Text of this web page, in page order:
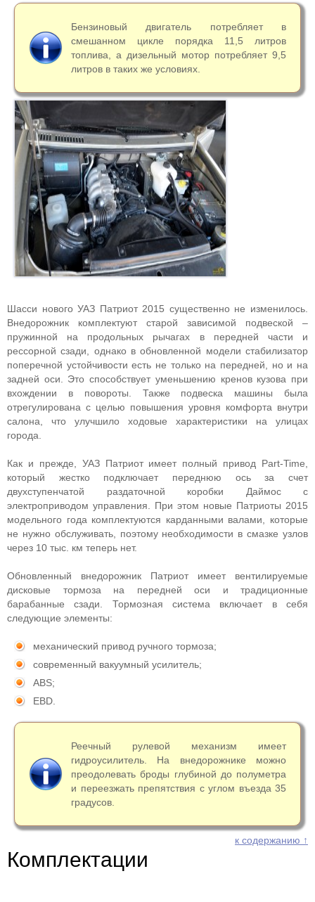
Бензиновый двигатель потребляет в
смешанном цикле порядка 11,5 литров
топлива, а дизельный мотор потребляет 9,5
литров в таких же условиях.
Шасси нового УАЗ Патриот 2015 существенно не изменилось.
Внедорожник комплектуют старой зависимой подвеской –
пружинной на продольных рычагах в передней части и
рессорной сзади, однако в обновленной модели стабилизатор
поперечной устойчивости есть не только на передней, но и на
задней оси. Это способствует уменьшению кренов кузова при
вхождении в повороты. Также подвеска машины была
отрегулирована с целью повышения уровня комфорта внутри
салона, что улучшило ходовые характеристики на улицах
города.
Как и прежде, УАЗ Патриот имеет полный привод Part-Time,
который жестко подключает переднюю ось за счет
двухступенчатой раздаточной коробки Даймос с
электроприводом управления. При этом новые Патриоты 2015
модельного года комплектуются карданными валами, которые
не нужно обслуживать, поэтому необходимости в смазке узлов
через 10 тыс. км теперь нет.
Обновленный внедорожник Патриот имеет вентилируемые
дисковые тормоза на передней оси и традиционные
барабанные сзади. Тормозная система включает в себя
следующие элементы:
механический привод ручного тормоза;
современный вакуумный усилитель;
ABS;
EBD.
Реечный рулевой механизм имеет
гидроусилитель. На внедорожнике можно
преодолевать броды глубиной до полуметра
и переезжать препятствия с углом въезда 35
градусов.
к содержанию ↑
Комплектации